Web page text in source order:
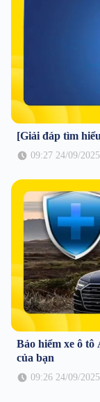
[Giải đáp tìm
09:27 24/09/2025
Bảo hiểm xe ô tô
của bạn
09:26 24/09/2025